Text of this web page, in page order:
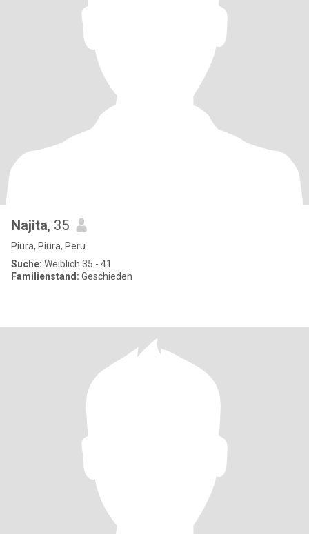
Najita, 35
Piura, Piura, Peru
Suche: Weiblich 35 - 41
Familienstand: Geschieden